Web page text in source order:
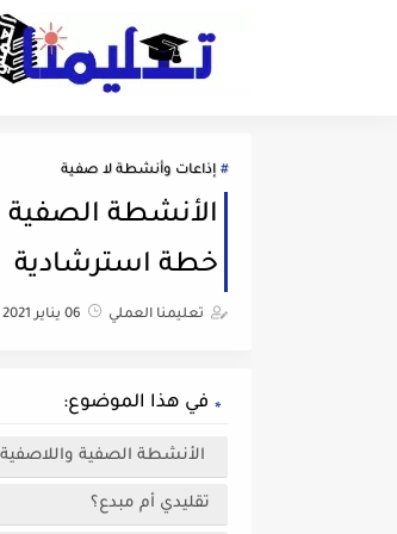
إذاعات وأنشطة لا صفية
الأنشطة الصفية
خطة استرشادية
تعليمنا العملي 06 يناير 2021
في هذا الموضوع:
الأنشطة الصفية
تقليدي أم مبدع؟